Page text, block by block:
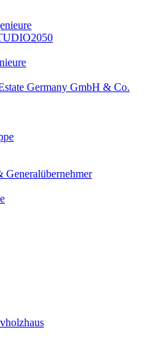
Germany GmbH & Co.
Generalübernehmer